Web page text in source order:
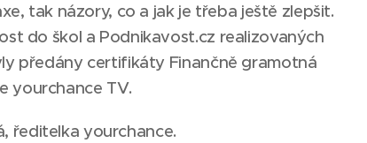
tak názory, co a jak je třeba ještě zlepšit.
do škol a Podnikavost.cz realizovaných
předány certifikáty Finančně gramotná
yourchance TV.
ředitelka yourchance.